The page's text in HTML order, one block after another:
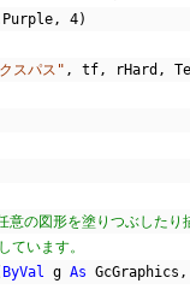
Purple, 4)
スパス" , tf, rHard ,
の図形を塗りつぶしたり
います。
ByVal g As GcGraphics ,